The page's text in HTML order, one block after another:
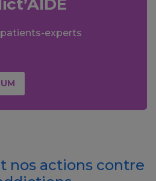
patients-experts
nos actions contre